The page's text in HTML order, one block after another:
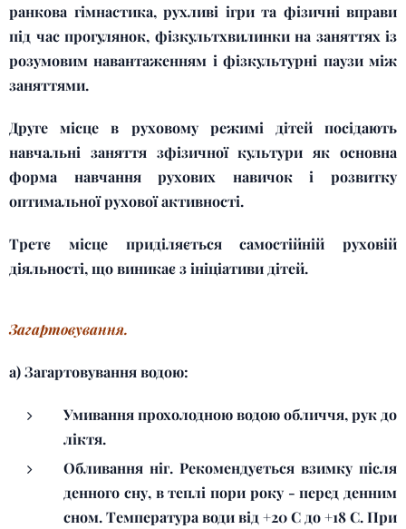
ранкова гімнастика, рухливі ігри та фізичні вправи
під час прогулянок, фізкультхвилинки на заняттях із
розумовим навантаженням і фізкультурні паузи між
заняттями.
Друге місце в руховому режимі дітей посідають
навчальні заняття зфізичної культури як основна
форма навчання рухових навичок і розвитку
оптимальної рухової активності.
Третє місце приділяється самостійній руховій
діяльності, що виникає з ініціативи дітей.
Загартовування.
а) Загартовування водою:
Умивання прохолодною водою обличчя, рук до
ліктя.
Обливання ніг. Рекомендується взимку після
денного сну, в теплі пори року - перед денним
сном. Температура води від +20 С до +18 С. При